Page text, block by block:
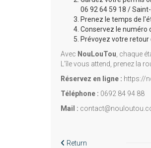
06 92 64 59 18 /
Prenez le temps de
Conservez le numéro
Prévoyez votre retour
Avec NouLouTou , chaque
L'île vous attend, prenez la
Réservez en ligne : https://
Téléphone : 0692 84 94 88
Mail :
Return